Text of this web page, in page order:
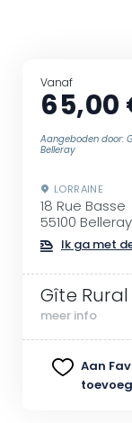
Vanaf
65,00
Aangeboden door:
Belleray
LORRAINE
18 Rue Basse
55100 Belleray
Ik ga met
Gîte
meer info
Aan